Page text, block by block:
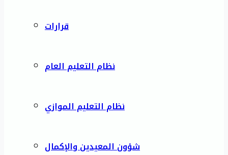
قرارات
نظام التعليم العام
نظام التعليم الموازي
شؤون المعيدين والإكمال